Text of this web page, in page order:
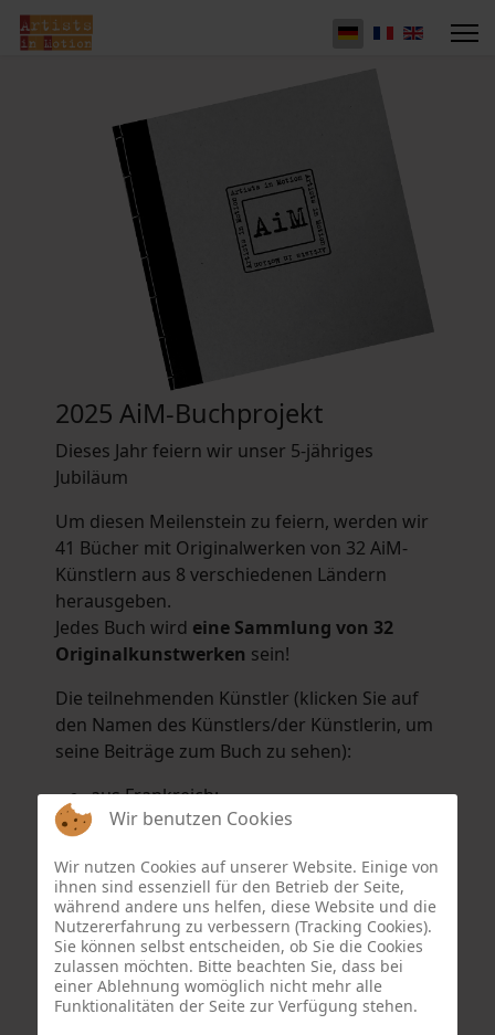
2025 AiM-Buchprojekt
Dieses Jahr feiern wir unser 5-jähriges
Jubiläum
Um diesen Meilenstein zu feiern, werden wir
41 Bücher mit Originalwerken von 32 AiM-
Künstlern aus 8 verschiedenen Ländern
herausgeben.
Jedes Buch wird eine Sammlung von 32
Originalkunstwerken sein!
Die teilnehmenden Künstler (klicken Sie auf
den Namen des Künstlers/der Künstlerin, um
seine Beiträge zum Buch zu sehen):
aus Frankreich:
Hélène Argo,Didier Bonnot
Eric Schaftlein.
aus den Niederlanden:
Dorrety Brookhuis,Natalia Dik,Elise
EekhoutundHenny Schaapman
aus Deutschland:
Salomé Herbst,Andrea Jungnitsch,
Wir benutzen Cookies
Wir nutzen Cookies auf unserer Website. Einige von
ihnen sind essenziell für den Betrieb der Seite,
während andere uns helfen, diese Website und die
Nutzererfahrung zu verbessern (Tracking Cookies).
Sie können selbst entscheiden, ob Sie die Cookies
zulassen möchten. Bitte beachten Sie, dass bei
einer Ablehnung womöglich nicht mehr alle
Funktionalitäten der Seite zur Verfügung stehen.